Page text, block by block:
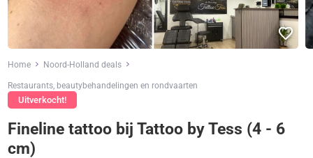
Home Noord-Holland deals
Restaurants, beautybehandelingen en rondvaarten
Uitverkocht!
Fineline tattoo bij Tattoo by Tess (4 - 6
cm)